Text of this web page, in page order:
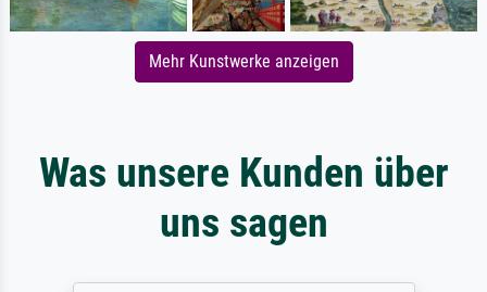
Mehr Kunstwerke anzeigen
Was unsere Kunden über
uns sagen